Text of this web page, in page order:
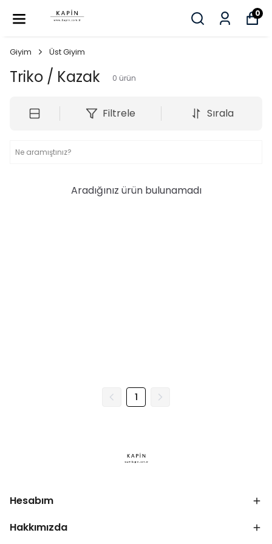
0
Giyim Üst Giyim
Triko / Kazak 0 ürün
Filtrele Sırala
Aradığınız ürün bulunamadı
1
Hesabım
Hakkımızda